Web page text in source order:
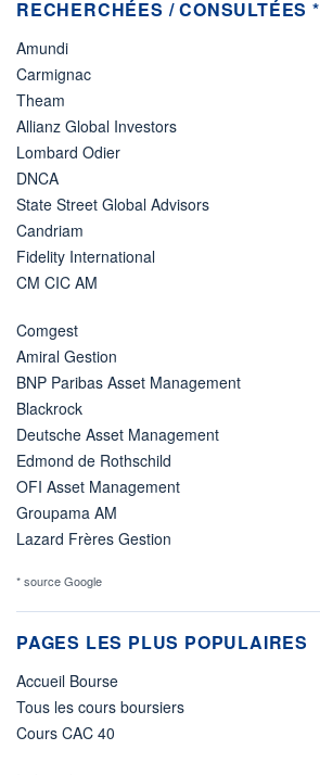
RECHERCHÉES / CONSULTÉES *
Amundi
Carmignac
Theam
Allianz Global Investors
Lombard Odier
DNCA
State Street Global Advisors
Candriam
Fidelity International
CM CIC AM
Comgest
Amiral Gestion
BNP Paribas Asset Management
Blackrock
Deutsche Asset Management
Edmond de Rothschild
OFI Asset Management
Groupama AM
Lazard Frères Gestion
* source Google
PAGES LES PLUS POPULAIRES
Accueil Bourse
Tous les cours boursiers
Cours CAC 40